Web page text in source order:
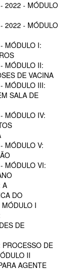
2022 - MÓDULO
2022 - MÓDULO
MÓDULO I:
MÓDULO II:
DE VACINA
MÓDULO III:
SALA DE
MÓDULO IV:
MÓDULO V:
MÓDULO VI:
A
DO
I
DE
PROCESSO DE
II
AGENTE